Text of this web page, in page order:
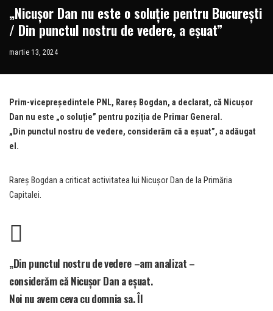
„Nicușor Dan nu este o soluție pentru București
/ Din punctul nostru de vedere, a eșuat”
martie 13, 2024
Prim-vicepreședintele PNL, Rareș Bogdan, a declarat, că Nicușor
Dan nu este „o soluție” pentru poziția de Primar General.
„ Din punctul nostru de vedere, considerăm căa eșuat”, a adăugat
el.
Rareș Bogdan a criticat activitatea lui Nicușor Dan de la Primăria
Capitalei.
„Dinpunctul nostrudevedere –amanalizat –
considerămcăNicușorDanaeșuat.
Noinuavemcevacudomniasa. Îl